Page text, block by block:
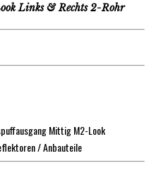
Links & Rechts 2-Rohr
Mittig M2-Look
/ Anbauteile